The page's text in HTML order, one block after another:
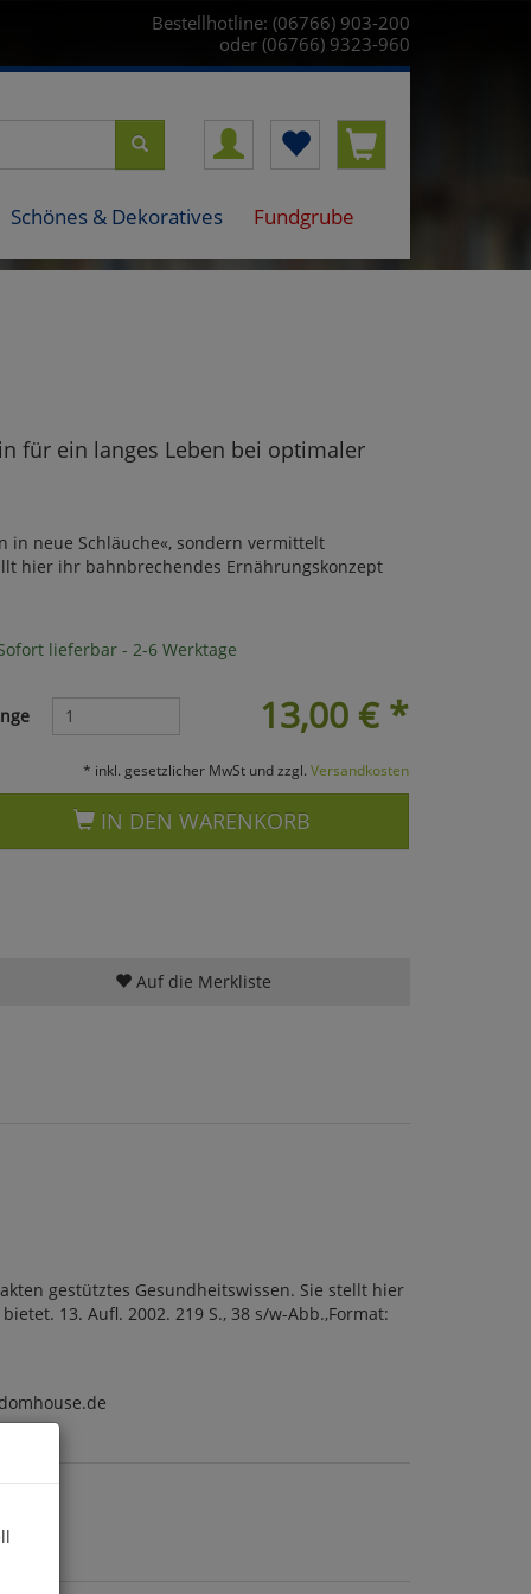
Bestellhotline: (06766) 903-200
oder (06766) 9323-960
Schönes & Dekoratives Fundgrube
für ein langes Leben bei optimaler
in neue Schläuche«, sondern vermittelt
hier ihr bahnbrechendes Ernährungskonzept
lieferbar - 2-6 Werktage
13,00 €*
* inkl. gesetzlicher MwSt und zzgl. Versandkosten
IN DEN WARENKORB
Auf die Merkliste
gestütztes Gesundheitswissen. Sie stellt hier
13. Aufl. 2002. 219 S., 38 s/w-Abb.,Format: